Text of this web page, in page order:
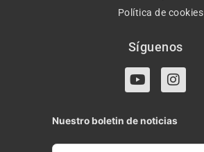
Política de cookies
Síguenos
Y
o
t
u
b
I
n
t
a
g
Nuestro boletin de noticias